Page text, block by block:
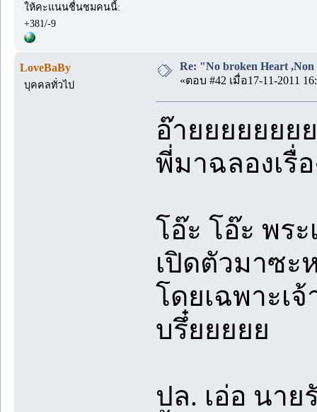
ให้คะแนนชื่นชมคนนี้:
+381/-9
LoveBaBy
บุคคลทั่วไป
Re: "No broken Heart ,Non
«ตอบ #42 เมื่อ17-11-2011
อ๊ายยยยยยย
พี่มาฉลองเรื่
โอ๊ะ โอ๊ะ พร
เปิดตัวมาซ
โดยเฉพาะเ
บรึ๋ยยยยย
ปล. เอ่อ นาย